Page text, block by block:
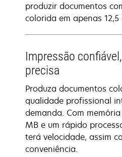
produzir documentos
colorida em apenas 12,5
Impressão
precisa
Produza documentos
qualidade profissional
demanda. Com
MB e um rápido
terá velocidade, assim
conveniência.